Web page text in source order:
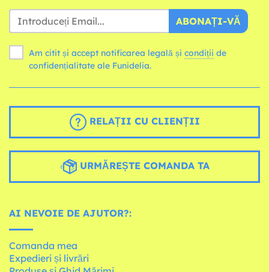
ABONAȚI-VĂ
Am citit și accept notificarea legală și condiții
confidențialitate ale Funidelia.
RELAȚII CU CLIENȚII
URMĂREȘTE COMANDA TA
AI NEVOIE DE AJUTOR?:
Comanda mea
Expedieri și livrări